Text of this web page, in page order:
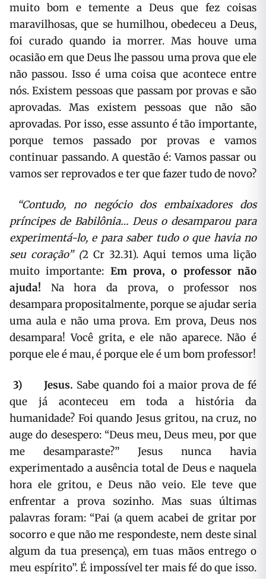
muito bom e temente a Deus que fez coisas
maravilhosas, que se humilhou, obedeceu a Deus,
foi curado quando ia morrer. Mas houve uma
ocasião em que Deus lhe passou uma prova que ele
não passou. Isso é uma coisa que acontece entre
nós. Existem pessoas que passam por provas e são
aprovadas. Mas existem pessoas que não são
aprovadas. Por isso, esse assunto é tão importante,
porque temos passado por provas e vamos
continuar passando. A questão é: Vamos passar ou
vamos ser reprovados e ter que fazer tudo de novo?
“Contudo, no negócio dos embaixadores dos
príncipes de Babilônia… Deus o desamparou para
experimentá-lo, e para saber tudo o que havia no
seu coração” (2 Cr 32.31). Aqui temos uma lição
muito importante: Em prova, o professor não
ajuda! Na hora da prova, o professor nos
desampara propositalmente, porque se ajudar seria
uma aula e não uma prova. Em prova, Deus nos
desampara! Você grita, e ele não aparece. Não é
porque ele é mau, é porque ele é um bom professor!
3) Jesus. Sabe quando foi a maior prova de fé
que já aconteceu em toda a história da
humanidade? Foi quando Jesus gritou, na cruz, no
auge do desespero: “Deus meu, Deus meu, por que
me desamparaste?” Jesus nunca havia
experimentado a ausência total de Deus e naquela
hora ele gritou, e Deus não veio. Ele teve que
enfrentar a prova sozinho. Mas suas últimas
palavras foram: “Pai (a quem acabei de gritar por
socorro e que não me respondeste, nem deste sinal
algum da tua presença), em tuas mãos entrego o
meu espírito”. É impossível ter mais fé do que isso.